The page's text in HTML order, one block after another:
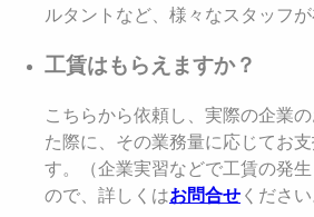
ルタントなど、様々なスタッフが
工賃はもらえますか？
こちらから依頼し、実際の企業
た際に、その業務量に応じてお
す。（企業実習などで工賃の発
ので、詳しくはお問合せ ください